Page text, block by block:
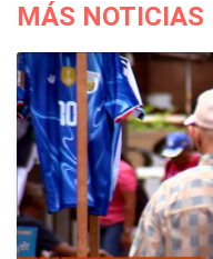
MÁS NOTICIAS